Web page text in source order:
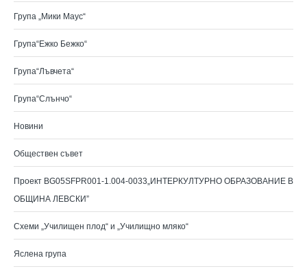
Група „Мики Маус“
Група“Ежко Бежко“
Група“Лъвчета“
Група“Слънчо“
Новини
Обществен съвет
Проект BG05SFPR001-1.004-0033„ИНТЕРКУЛТУРНО ОБРАЗОВАНИЕ В
ОБЩИНА ЛЕВСКИ”
Схеми „Училищен плод“ и „Училищно мляко“
Яслена група